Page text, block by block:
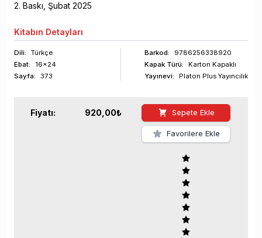
2. Baskı, Şubat 2025
Kitabın Detayları
Dili:
Türkçe
Ebat:
16x24
Sayfa: 373
Barkod:
9786256338920
Kapak Türü:
Karton Kapaklı
Yayınevi:
Platon Plus Yayıncılık
Fiyatı: 920,00₺ Sepete Ekle
Favorilere Ekle